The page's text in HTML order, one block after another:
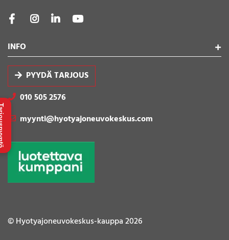
INFO
PYYDÄ TARJOUS
010 505 2576
myynti@hyotyajoneuvokeskus.com
© Hyotyajoneuvokeskus-kauppa 2026